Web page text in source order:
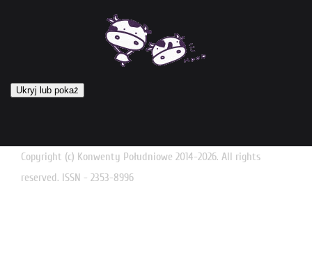
Ukryj lub pokaż
Copyright (c) Konwenty Południowe 2014-2026. All rights
reserved. ISSN - 2353-8996